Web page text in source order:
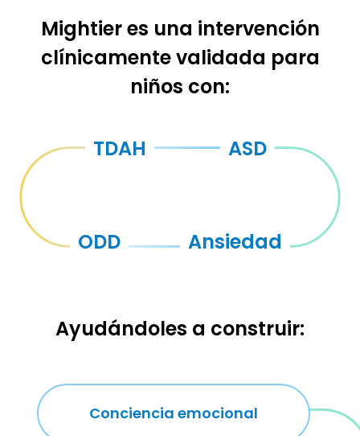
Mightier es una intervención
clínicamente validada para
niños con:
TDAH ASD
ODD Ansiedad
Ayudándoles a construir:
Conciencia emocional